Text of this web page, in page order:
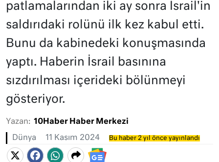
patlamalarından iki ay sonra İsrail'in
saldırıdaki rolünü ilk kez kabul etti.
Bunu da kabinedeki konuşmasında
yaptı. Haberin İsrail basınına
sızdırılması içerideki bölünmeyi
gösteriyor.
Yazan: 10Haber Haber Merkezi
Dünya 11 Kasım 2024 Bu haber 2 yıl önce yayınlandı